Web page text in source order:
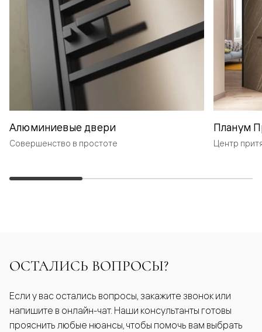
Алюминиевые двери
Совершенство в простоте
Планум
Центр
ОСТАЛИСЬ ВОПРОСЫ?
Если у вас остались вопросы, закажите звонок или
напишите в онлайн-чат. Наши консультанты готовы
прояснить любые нюансы, чтобы помочь вам выбрать